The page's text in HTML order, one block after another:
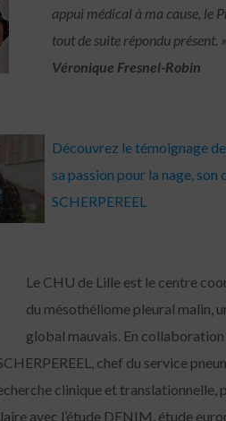
appui médical à ma cause, le
tout de suite répondu présent. »
Véronique Fresnel-Robin
Découvrez le témoignage
sa passion pour la nage,
SCHERPEREEL
Le CHU de Lille est le centre
du mésothéliome pleural malin,
global mauvais. En
chef du service
clinique et
avec l’étude DENIM, étude